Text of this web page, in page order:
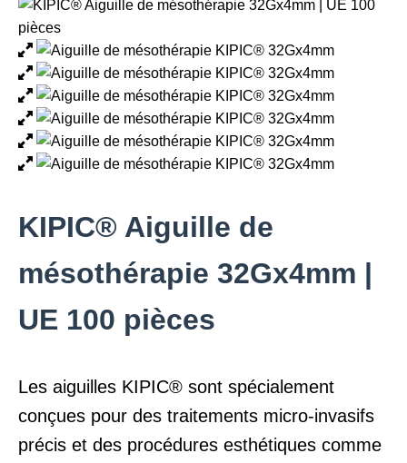
KIPIC® Aiguille de
mésothérapie 32Gx4mm |
UE 100 pièces
Les aiguilles KIPIC® sont spécialement
conçues pour des traitements micro-invasifs
précis et des procédures esthétiques comme